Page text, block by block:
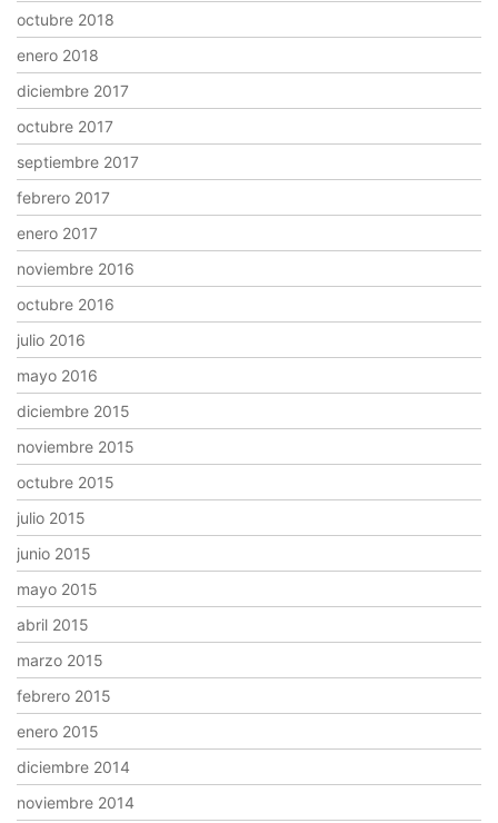
octubre 2018
enero 2018
diciembre 2017
octubre 2017
septiembre 2017
febrero 2017
enero 2017
noviembre 2016
octubre 2016
julio 2016
mayo 2016
diciembre 2015
noviembre 2015
octubre 2015
julio 2015
junio 2015
mayo 2015
abril 2015
marzo 2015
febrero 2015
enero 2015
diciembre 2014
noviembre 2014